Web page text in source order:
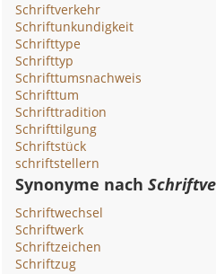
Schriftverkehr
Schriftunkundigkeit
Schrifttype
Schrifttyp
Schrifttumsnachweis
Schrifttum
Schrifttradition
Schrifttilgung
Schriftstück
schriftstellern
Synonyme nach
Schriftwechsel
Schriftwerk
Schriftzeichen
Schriftzug